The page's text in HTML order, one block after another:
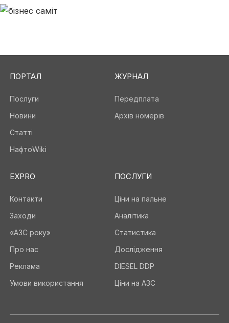
ПОРТАЛ
Послуги
Новини
Статті
НафтоWiki
ЖУРНАЛ
Передплата
Архів номерів
EXPRO
Контакти
Заходи
«АЗС року»
Про нас
Реклама
Умови використання
ПОСЛУГИ
Ціни на пальне
Аналітика
Статистика
Дослідження
DIESEL DDP
Ціни на АЗС